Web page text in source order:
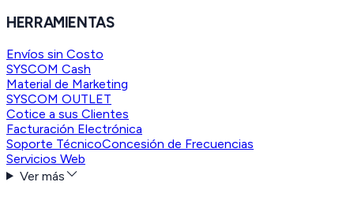
HERRAMIENTAS
Envíos sin Costo
SYSCOM Cash
Material de Marketing
SYSCOM OUTLET
Cotice a sus Clientes
Facturación Electrónica
Soporte TécnicoConcesión de Frecuencias
Servicios Web
Ver más